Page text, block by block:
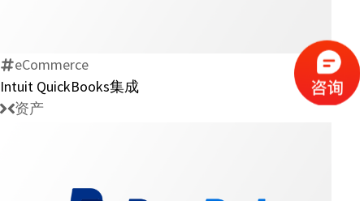
eCommerce
Intuit QuickBooks集成
资产